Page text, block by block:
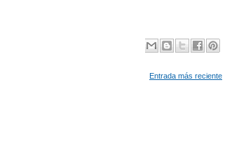
Entrada más reciente